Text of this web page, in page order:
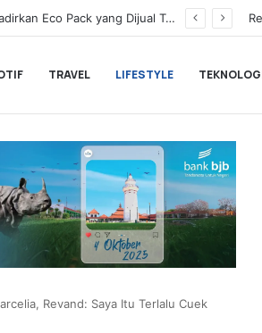
Wamenkeu Juda Agung Optimis Ekonomi Tumbuh Kuat dan Fiskal Tetap Terjaga di Tengah Ketidakpastian Global
TRAVEL LIFESTYLE
Revand: Saya Itu Terlalu Cuek